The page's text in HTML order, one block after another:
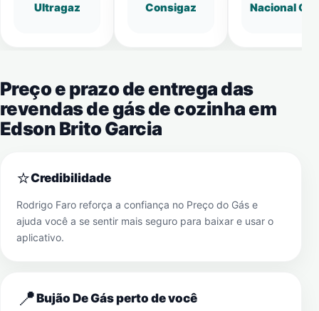
Ultragaz Consigaz Nacional Gás
Preço e prazo de entrega das
revendas de gás de cozinha em
Edson Brito Garcia
⭐Credibilidade
Rodrigo Faro reforça a confiança no Preço do Gás e
ajuda você a se sentir mais seguro para baixar e usar o
aplicativo.
📍Bujão De Gás perto de você